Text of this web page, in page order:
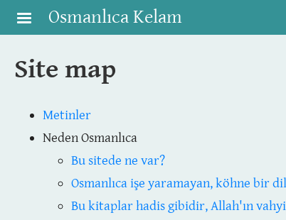
Skip to main content
Osmanlıca Kelam
Site map
Metinler
Neden Osmanlıca
Bu sitede ne var?
Osmanlıca işe yaramayan, köhne bir
Bu kitaplar hadis gibidir, Allah'ın